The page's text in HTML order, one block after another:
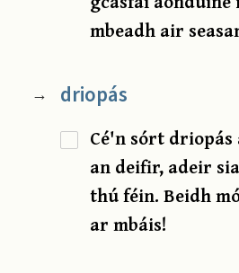
mbeadh air
→ driopás
Cé'n sórt
an deifir, adeir
thú féin. Beidh
ar mbáis!